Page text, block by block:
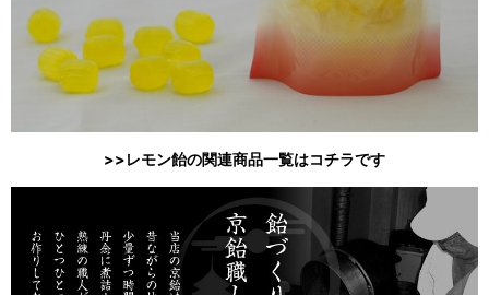
>>レモン飴の関連商品一覧はコチラです